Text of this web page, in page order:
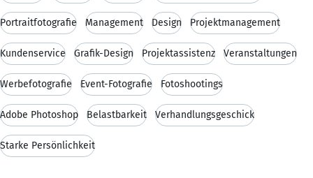
Portraitfotografie Management Design Projektmanagement
Kundenservice Grafik-Design Projektassistenz Veranstaltungen
Werbefotografie Event-Fotografie Fotoshootings
Adobe Photoshop Belastbarkeit Verhandlungsgeschick
Starke Persönlichkeit